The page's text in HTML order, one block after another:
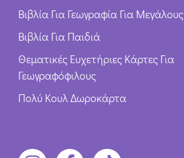
Βιβλία Για Γεωγραφία Για Μεγάλους
Βιβλία Για Παιδιά
Θεματικές Ευχετήριες Κάρτες Για
Γεωγραφόφιλους
Πολύ Κουλ Δωροκάρτα